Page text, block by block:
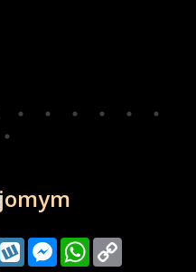
WykopMessenger
WhatsApp